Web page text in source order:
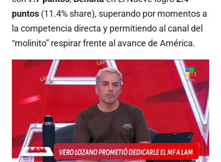
puntos (11.4% share), superando por momentos a
la competencia directa y permitiendo al canal del
“molinito” respirar frente al avance de América.